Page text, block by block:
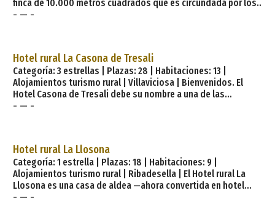
finca de 10.000 metros cuadrados que es circundada por los
ríos Cares y Casaño a los que se accede directamente desde
hotel se informa y asesora sobre turismo activo de la zona.
Todas las habitaciones son dobles con c
- — -
Hotel rural La Casona de Tresali
Categoría: 3 estrellas | Plazas: 28 | Habitaciones: 13 |
Alojamientos turismo rural | Villaviciosa | Bienvenidos. El
Hotel Casona de Tresali debe su nombre a una de las
variedades más representativas de cuantas se cultivan en su
salitre. Puede estar seguro de que la Casona de Tresali no es
un hotel más, supone una apuesta di
- — -
Hotel rural La Llosona
Categoría: 1 estrella | Plazas: 18 | Habitaciones: 9 |
Alojamientos turismo rural | Ribadesella | El Hotel rural La
Llosona es una casa de aldea —ahora convertida en hotel
rural—, construida a partir de una antigua casería asturiana,
- — -